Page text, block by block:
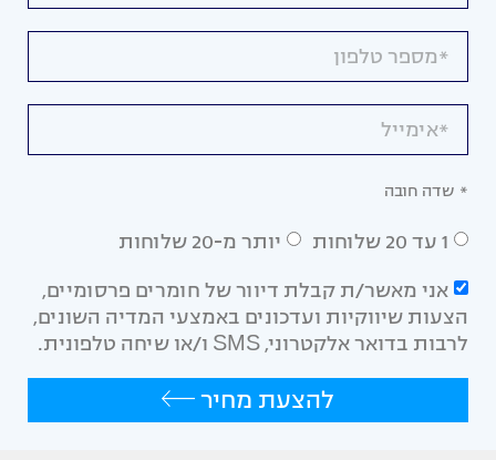
* שדה חובה
1 עד 20 שלוחות יותר מ-20 שלוחות
אני מאשר/ת קבלת דיוור של חומרים פרסומיים,
הצעות שיווקיות ועדכונים באמצעי המדיה השונים,
לרבות בדואר אלקטרוני, SMS ו/או שיחה טלפונית.
להצעת מחיר